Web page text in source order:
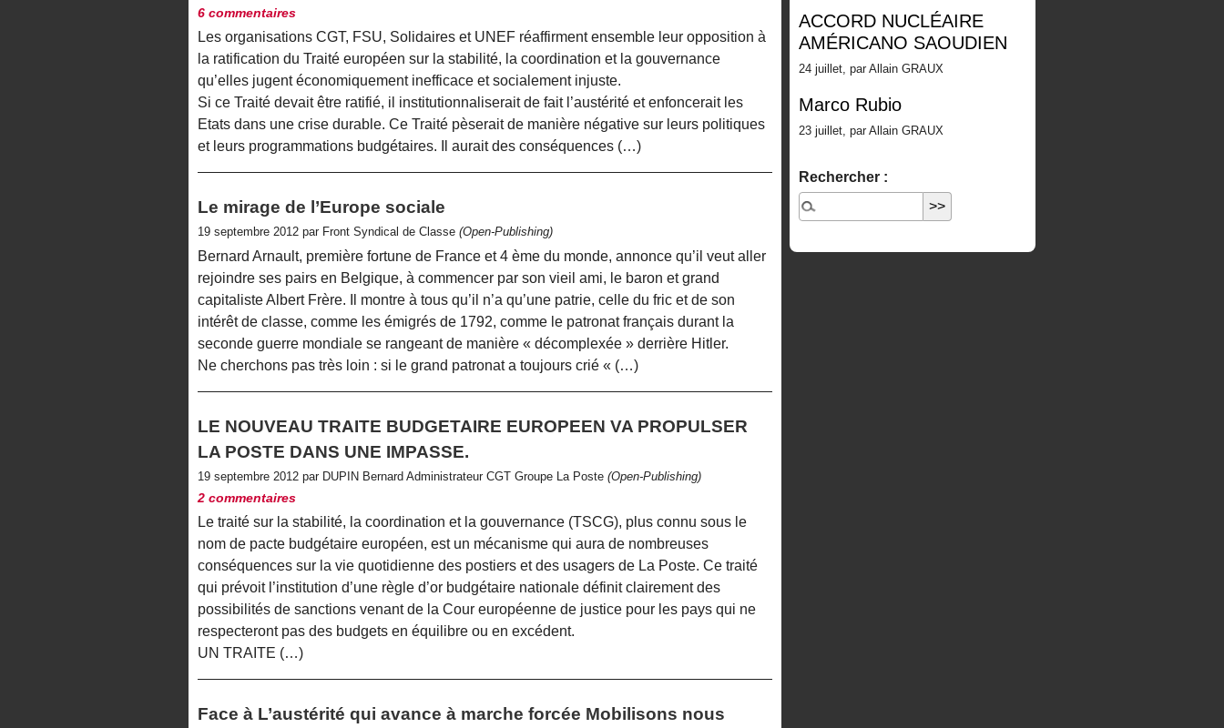
6 commentaires
Les organisations CGT, FSU, Solidaires et UNEF réaffirment ensemble leur opposition à
la ratification du Traité européen sur la stabilité, la coordination et la gouvernance
qu’elles jugent économiquement inefficace et socialement injuste.
Si ce Traité devait être ratifié, il institutionnaliserait de fait l’austérité et enfoncerait les
Etats dans une crise durable. Ce Traité pèserait de manière négative sur leurs politiques
et leurs programmations budgétaires. Il aurait des conséquences (…)
Le mirage de l’Europe sociale
19 septembre 2012 par Front Syndical de Classe (Open-Publishing)
Bernard Arnault, première fortune de France et 4 ème du monde, annonce qu’il veut aller
rejoindre ses pairs en Belgique, à commencer par son vieil ami, le baron et grand
capitaliste Albert Frère. Il montre à tous qu’il n’a qu’une patrie, celle du fric et de son
intérêt de classe, comme les émigrés de 1792, comme le patronat français durant la
seconde guerre mondiale se rangeant de manière « décomplexée » derrière Hitler.
Ne cherchons pas très loin : si le grand patronat a toujours crié « (…)
LE NOUVEAU TRAITE BUDGETAIRE EUROPEEN VA PROPULSER
LA POSTE DANS UNE IMPASSE.
19 septembre 2012 par DUPIN Bernard Administrateur CGT Groupe La Poste (Open-Publishing)
2 commentaires
Le traité sur la stabilité, la coordination et la gouvernance (TSCG), plus connu sous le
nom de pacte budgétaire européen, est un mécanisme qui aura de nombreuses
conséquences sur la vie quotidienne des postiers et des usagers de La Poste. Ce traité
qui prévoit l’institution d’une règle d’or budgétaire nationale définit clairement des
possibilités de sanctions venant de la Cour européenne de justice pour les pays qui ne
respecteront pas des budgets en équilibre ou en excédent.
UN TRAITE (…)
Face à L’austérité qui avance à marche forcée Mobilisons nous
ACCORD NUCLÉAIRE
AMÉRICANO SAOUDIEN
24 juillet, par Allain GRAUX
Marco Rubio
23 juillet, par Allain GRAUX
Rechercher :